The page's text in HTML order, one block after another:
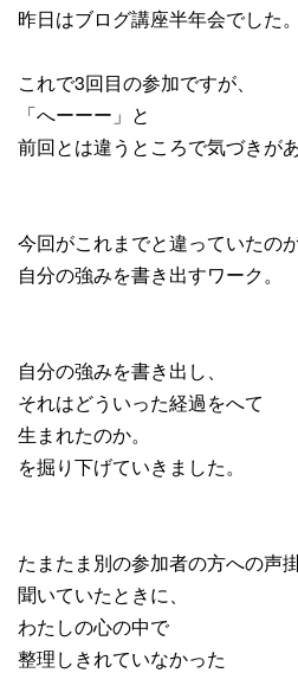
昨日はブログ講座半年会でした。
これで3回目の参加ですが、
「へーーー」と
前回とは違うところで気づきがあ
今回がこれまでと違っていたのが
自分の強みを書き出すワーク。
自分の強みを書き出し、
それはどういった経過をへて
生まれたのか。
を掘り下げていきました。
たまたま別の参加者の方への声
聞いていたときに、
わたしの心の中で
整理しきれていなかった